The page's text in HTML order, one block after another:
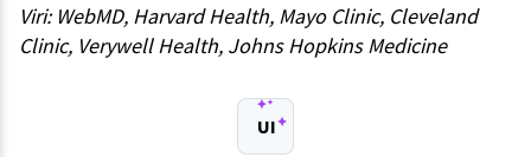
Viri: WebMD, Harvard Health, Mayo Clinic, Cleveland
Clinic, Verywell Health, Johns Hopkins Medicine
UI